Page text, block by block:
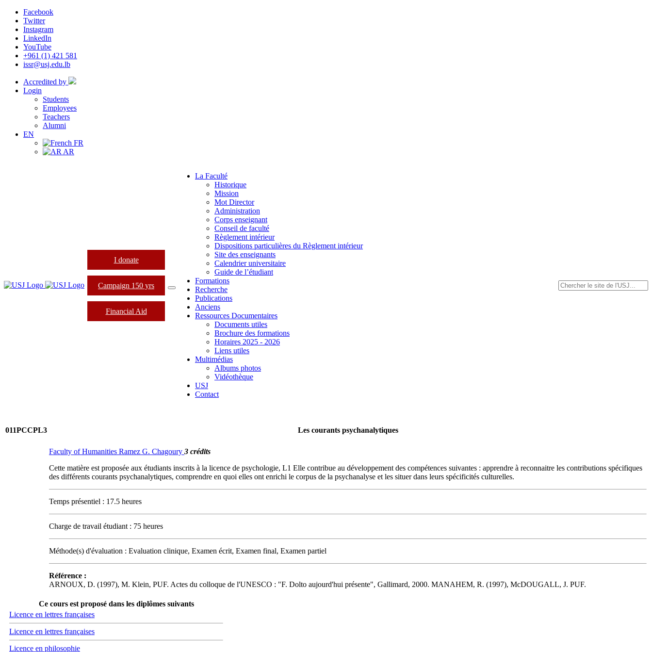
Facebook
Twitter
Instagram
LinkedIn
YouTube
+961 (1) 421 581
issr@usj.edu.lb
Accredited by
Login
Students
Employees
Teachers
Alumni
EN
FR
AR
I donate
Campaign 150 yrs
Financial Aid
La Faculté
Historique
Mission
Mot Director
Administration
Corps enseignant
Conseil de faculté
Règlement intérieur
Dispositions particulières du Règlement intérieur
Site des enseignants
Calendrier universitaire
Guide de l’étudiant
Formations
Recherche
Publications
Anciens
Ressources Documentaires
Documents utiles
Brochure des formations
Horaires 2025 - 2026
Liens utiles
Multimédias
Albums photos
Vidéothèque
USJ
Contact
011PCCPL3 Les courants psychanalytiques
Faculty of Humanities Ramez G. Chagoury 3 crédits
Cette matière est proposée aux étudiants inscrits à la licence de psychologie, L1 Elle contribue au développement des compétences suivantes : apprendre à reconnaitre les contributions spécifiques
des différents courants psychanalytiques, comprendre en quoi elles ont enrichi le corpus de la psychanalyse et les situer dans leurs spécificités culturelles.
Temps présentiel : 17.5 heures
Charge de travail étudiant : 75 heures
Méthode(s) d'évaluation : Evaluation clinique, Examen écrit, Examen final, Examen partiel
Référence :
ARNOUX, D. (1997), M. Klein, PUF. Actes du colloque de l'UNESCO : "F. Dolto aujourd'hui présente", Gallimard, 2000. MANAHEM, R. (1997), McDOUGALL, J. PUF.
Ce cours est proposé dans les diplômes suivants
Licence en lettres françaises
Licence en lettres françaises
Licence en philosophie